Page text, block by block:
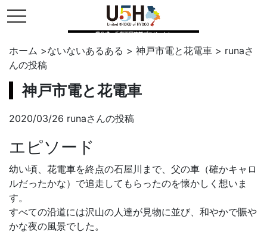
toggle navigation
県公式・兵庫五国連邦プロジェクト
ホーム >ないないあるある > 神戸市電と花電車 > runaさ
んの投稿
神戸市電と花電車
2020/03/26 runaさんの投稿
エピソード
幼い頃、花電車を終点の石屋川まで、父の車（確かキャロ
ルだったかな）で追走してもらったのを懐かしく想いま
す。
すべての沿道には沢山の人達が見物に並び、和やかで賑や
かな夜の風景でした。